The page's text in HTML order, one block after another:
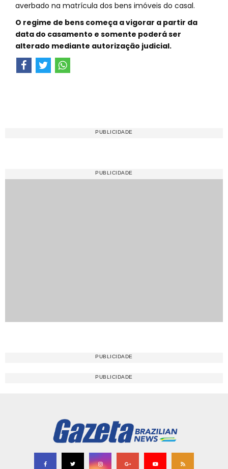
averbado na matrícula dos bens imóveis do casal.
O regime de bens começa a vigorar a partir da
data do casamento e somente poderá ser
alterado mediante autorização judicial.